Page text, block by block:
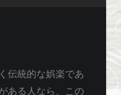
伝統的な娯楽であ
ある人なら、この